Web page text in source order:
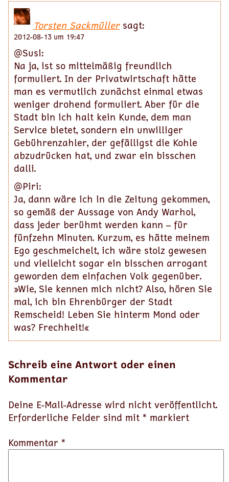
Torsten Sackmüllersagt:
2012-08-13 um 19:47
@Susi:
Na ja, ist so mittelmäßig freundlich
formuliert. In der Privatwirtschaft hätte
man es vermutlich zunächst einmal etwas
weniger drohend formuliert. Aber für die
Stadt bin ich halt kein Kunde, dem man
Service bietet, sondern ein unwilliger
Gebührenzahler, der gefälligst die Kohle
abzudrücken hat, und zwar ein bisschen
dalli.
@Piri:
Ja, dann wäre ich in die Zeitung gekommen,
so gemäß der Aussage von Andy Warhol,
dass jeder berühmt werden kann – für
fünfzehn Minuten. Kurzum, es hätte meinem
Ego geschmeichelt, ich wäre stolz gewesen
und vielleicht sogar ein bisschen arrogant
geworden dem einfachen Volk gegenüber.
»Wie, Sie kennen mich nicht? Also, hören Sie
mal, ich bin Ehrenbürger der Stadt
Remscheid! Leben Sie hinterm Mond oder
was? Frechheit!«
Schreib eine Antwort oder einen
Kommentar
Deine E-Mail-Adresse wird nicht veröffentlicht.
Erforderliche Felder sind mit * markiert
Kommentar *